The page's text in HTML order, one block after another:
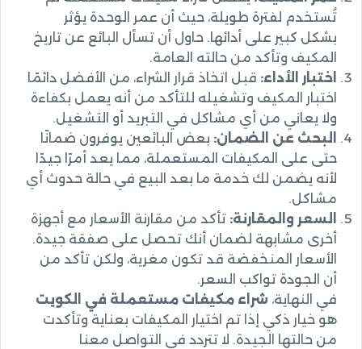
تُستخدم لفترة طويلة، حيث أن عمر الوحدة يؤثر
بشكل كبير على أدائها. حاول أن تسأل البائع عن تاريخ
المكيف وتأكد من حالته العامة.
اختبار الأداء:قبل اتخاذ قرار الشراء، من الأفضل دائمًا
اختبار المكيف وتشغيله للتأكد من أنه يعمل بكفاءة
ولا يعاني من أي مشاكل في التبريد أو التشغيل.
البحث عن الضمان:بعض البائعين يوفرون ضمانًا
حتى على المكيفات المستعملة، مما يعد أمرًا جيدًا
لأنه يضمن لك خدمة ما بعد البيع في حالة حدوث أي
مشاكل.
السعر والمقارنة:تأكد من مقارنة الأسعار مع أجهزة
أخرى مشابهة لضمان أنك تحصل على صفقة جيدة.
الأسعار المنخفضة قد تكون مغرية، ولكن تأكد من
أن الجودة تواكب السعر.
في النهاية،شراء مكيفات مستعملة في الكويت
هو خيار ذكي إذا تم اختيار المكيفات بعناية وتأكدت
من حالتها الجيدة. لا تتردد في التواصل معنا